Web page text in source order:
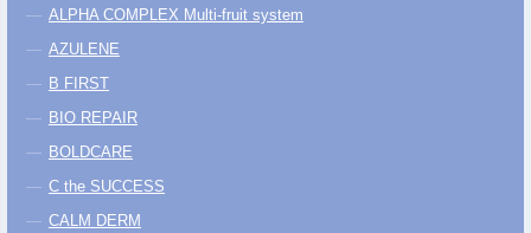
ALPHA COMPLEX Multi-fruit system
AZULENE
B FIRST
BIO REPAIR
BOLDCARE
C the SUCCESS
CALM DERM